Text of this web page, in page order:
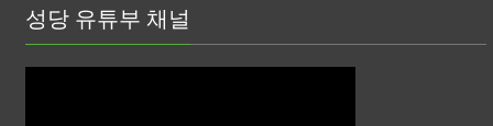
성당 유튜부 채널